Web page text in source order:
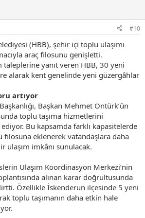
#10
(HBB), şehir içi toplu ulaşımı
araç filosunu genişletti.
taleplerine yanıt veren HBB, 30 yeni
alarak kent genelinde yeni güzergâhlar
artıyor
Başkan Mehmet Öntürk’ün
toplu taşıma hizmetlerini
Bu kapsamda farklı kapasitelerde
filosuna eklenerek vatandaşlara daha
ulaşım imkânı sunulacak.
Ulaşım Koordinasyon Merkezi’nin
alınan karar doğrultusunda
Özellikle İskenderun ilçesinde 5 yeni
toplu taşımanın daha etkin hale